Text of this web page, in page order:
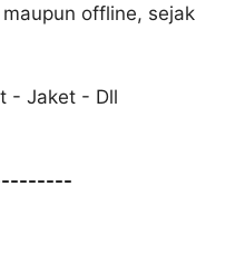
offline, sejak
- Jaket - Dll